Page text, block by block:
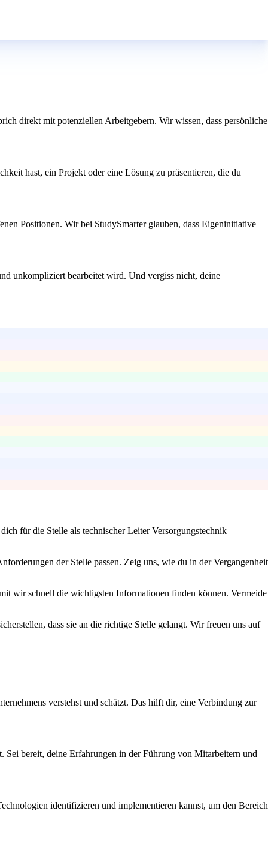
direkt mit potenziellen Arbeitgebern. Wir wissen, dass persönliche
hast, ein Projekt oder eine Lösung zu präsentieren, die du
Positionen. Wir bei StudySmarter glauben, dass Eigeninitiative
unkompliziert bearbeitet wird. Und vergiss nicht, deine
für die Stelle als technischer Leiter Versorgungstechnik
der Stelle passen. Zeig uns, wie du in der Vergangenheit
wir schnell die wichtigsten Informationen finden können. Vermeide
dass sie an die richtige Stelle gelangt. Wir freuen uns auf
verstehst und schätzt. Das hilft dir, eine Verbindung zur
Sei bereit, deine Erfahrungen in der Führung von Mitarbeitern und
identifizieren und implementieren kannst, um den Bereich